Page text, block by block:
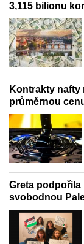
3,115 bilionu
Kontrakty nafty
průměrnou
Greta podpořila
svobodnou